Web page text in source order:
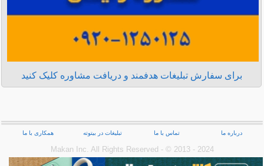
برای سفارش تبلیغات هدفمند و دریافت مشاوره کلیک کنید
درباره ما تماس با ما تبلیغات در بیتوته همکاری با ما
Makan Inc.‎ All Rights Reserved - © 2013 - 2024